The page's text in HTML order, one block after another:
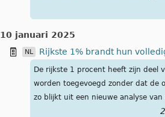
10 januari 2025
NL Rijkste 1% brandt hun
De rijkste 1 procent heeft zijn deel
worden toegevoegd zonder dat de
zo blijkt uit een nieuwe analyse van